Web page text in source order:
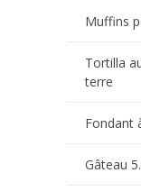
Muffins
Tortilla
terre
Fondant
Gâteau